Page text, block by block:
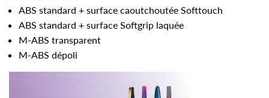
ABS standard + surface caoutchoutée Softtouch
ABS standard + surface Softgrip laquée
M-ABS transparent
M-ABS dépoli